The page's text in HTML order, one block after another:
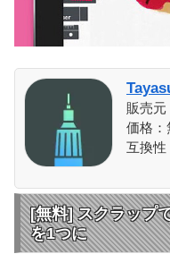
販売元
価格：
互換性
[無料] スクラップ
を1つに